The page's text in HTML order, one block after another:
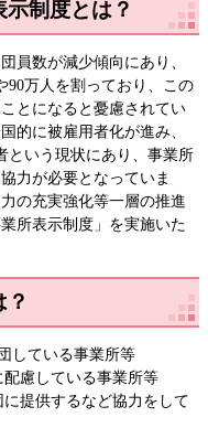
制度とは？
員数が減少傾向にあり、
90万人を割っており、この
とになると憂慮されてい
的に被雇用者化が進み、
という現状にあり、事業所
力が必要となっていま
の充実強化等一層の推進
所表示制度」を実施いた
している事業所等
慮している事業所等
提供するなど協力をして